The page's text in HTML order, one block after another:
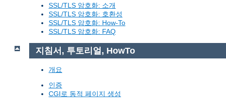
SSL/TLS 암호화: 소개
SSL/TLS 암호화: 호환성
SSL/TLS 암호화: How-To
SSL/TLS 암호화: FAQ
지침서, 투토리얼, HowTo
개요
인증
CGI로 동적 페이지 생성